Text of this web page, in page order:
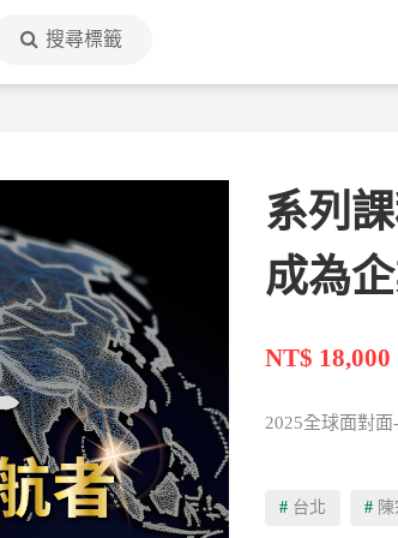
搜尋標籤
系列
成為
NT$ 18,000
2025全球面對
# 台北 #